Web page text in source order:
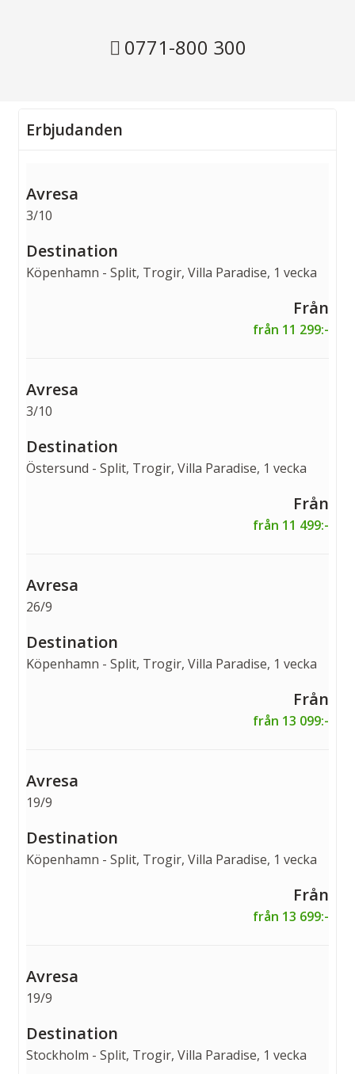
0771-800 300
Erbjudanden
3/10
Köpenhamn - Split, Trogir, Villa Paradise, 1 vecka
från 11 299:-
3/10
Östersund - Split, Trogir, Villa Paradise, 1 vecka
från 11 499:-
26/9
Köpenhamn - Split, Trogir, Villa Paradise, 1 vecka
från 13 099:-
19/9
Köpenhamn - Split, Trogir, Villa Paradise, 1 vecka
från 13 699:-
19/9
Stockholm - Split, Trogir, Villa Paradise, 1 vecka